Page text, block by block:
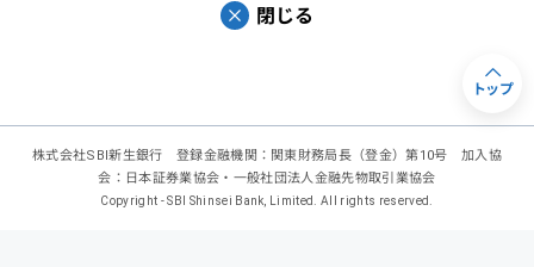
閉じる
株式会社SBI新生銀行 登録金融機関：関東財務局長（登金）第10号 加入協
会：日本証券業協会・一般社団法人金融先物取引業協会
Copyright - SBI Shinsei Bank, Limited. All rights reserved.
トップ